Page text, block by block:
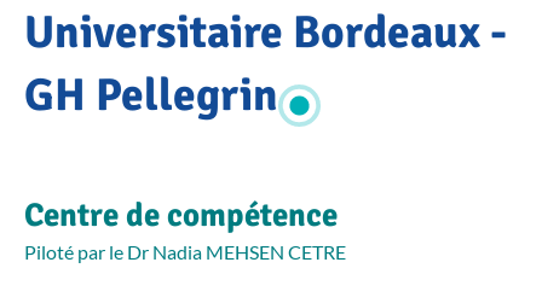
OSCAR
Centre
Hospitalier
Universitaire
Universitaire Bordeaux -
GH Pellegrin
Centre de compétence
Piloté par le Dr Nadia MEHSEN CETRE